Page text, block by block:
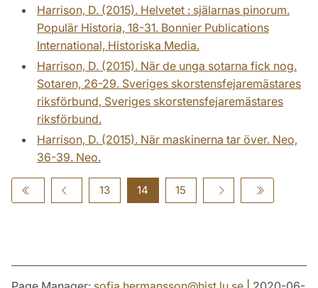
Harrison, D. (2015). Helvetet : själarnas pinorum.
Populär Historia, 18-31. Bonnier Publications
International, Historiska Media.
Harrison, D. (2015). När de unga sotarna fick nog.
Sotaren, 26-29. Sveriges skorstensfejaremästares
riksförbund, Sveriges skorstensfejaremästares
riksförbund.
Harrison, D. (2015). När maskinerna tar över. Neo,
36-39. Neo.
13 14 15